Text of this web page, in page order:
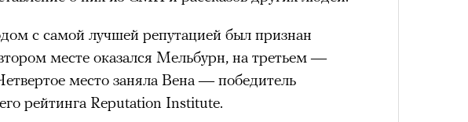
с самой лучшей репутацией был признан
месте оказался Мельбурн, на третьем —
место заняла Вена — победитель
рейтинга Reputation Institute.
по пьесе Михаила Дурненкова.